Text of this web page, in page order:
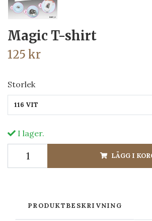
Magic T-shirt
125 kr
Storlek
116 VIT
I lager.
LÄGG I
PRODUKTBESKRIVNING